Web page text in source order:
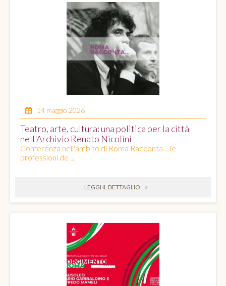
14 maggio 2026
Teatro, arte, cultura: una politica per la città
nell'Archivio Renato Nicolini
Conferenza nell'ambito di Roma Racconta… le
professioni de ...
LEGGI IL DETTAGLIO